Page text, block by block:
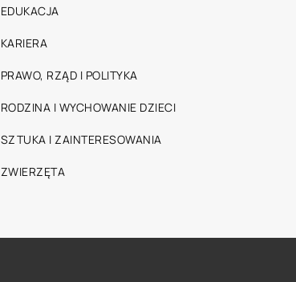
EDUKACJA
KARIERA
PRAWO, RZĄD I POLITYKA
RODZINA I WYCHOWANIE DZIECI
SZTUKA I ZAINTERESOWANIA
ZWIERZĘTA